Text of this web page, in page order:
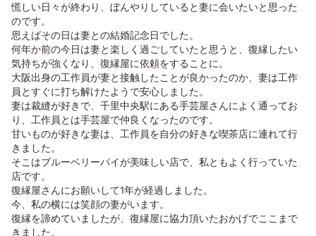
慌しい日々が終わり、ぼんやりしていると妻に会いたいと思った
のです。
思えばその日は妻との結婚記念日でした。
何年か前の今日は妻と楽しく過ごしていたと思うと、復縁したい
気持ちが強くなり、復縁屋に依頼をすることに。
大阪出身の工作員が妻と接触したことが良かったのか、妻は工作
員とすぐに打ち解けたようで安心しました。
妻は裁縫が好きで、千里中央駅にある手芸屋さんによく通ってお
り、工作員とは手芸屋で仲良くなったのです。
甘いものが好きな妻は、工作員を自分の好きな喫茶店に連れて行
きました。
そこはブルーベリーパイが美味しい店で、私ともよく行っていた
店です。
復縁屋さんにお願いして1年が経過しました。
今、私の横には笑顔の妻がいます。
復縁を諦めていましたが、復縁屋に協力頂いたおかげでここまで
きました。